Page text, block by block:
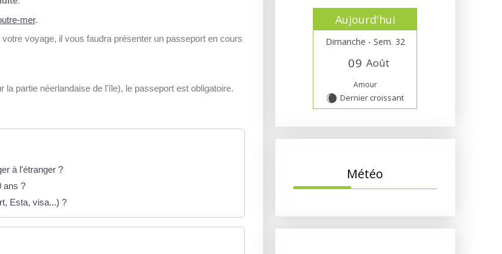
mer.
voyage, il vous faudra présenter un passeport en cours
partie néerlandaise de l'île), le passeport est obligatoire.
à l'étranger ?
ans ?
Esta, visa...) ?
Aujourd'hui
Dimanche - Sem. 32
09 Août
Amour
X Dernier croissant
Météo